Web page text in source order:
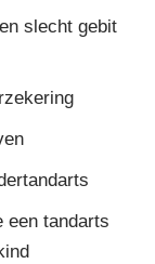
slecht gebit
een tandarts